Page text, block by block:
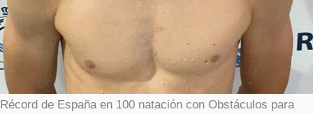
Récord de España en 100 natación con Obstáculos para